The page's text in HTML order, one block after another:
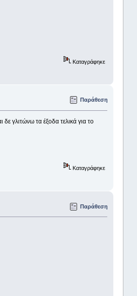
Καταγράφηκε
Παράθεση
γλιτώνω τα έξοδα τελικά για το
Καταγράφηκε
Παράθεση